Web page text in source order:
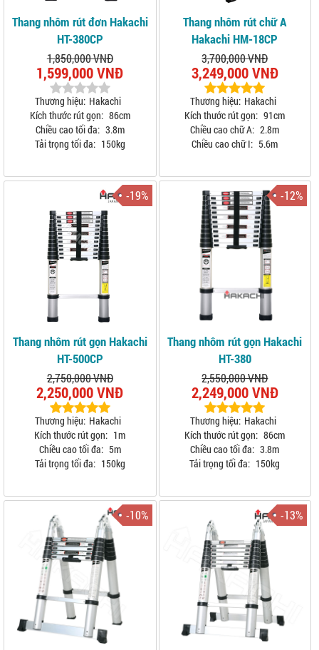
Thang nhôm rút đơn Hakachi
HT-380CP
1,850,000 VNĐ
1,599,000 VNĐ
Thương hiệu: Hakachi
Kích thước rút gọn: 86cm
Chiều cao tối đa: 3.8m
Tải trọng tối đa: 150kg
Thang nhôm rút chữ A
Hakachi HM-18CP
3,700,000 VNĐ
3,249,000 VNĐ
Thương hiệu: Hakachi
Kích thước rút gọn: 91cm
Chiều cao chữ A: 2.8m
Chiều cao chữ I: 5.6m
-19%
Thang nhôm rút gọn Hakachi
HT-500CP
2,750,000 VNĐ
2,250,000 VNĐ
Thương hiệu: Hakachi
Kích thước rút gọn: 1m
Chiều cao tối đa: 5m
Tải trọng tối đa: 150kg
-12%
Thang nhôm rút gọn Hakachi
HT-380
2,550,000 VNĐ
2,249,000 VNĐ
Thương hiệu: Hakachi
Kích thước rút gọn: 86cm
Chiều cao tối đa: 3.8m
Tải trọng tối đa: 150kg
-10% -13%